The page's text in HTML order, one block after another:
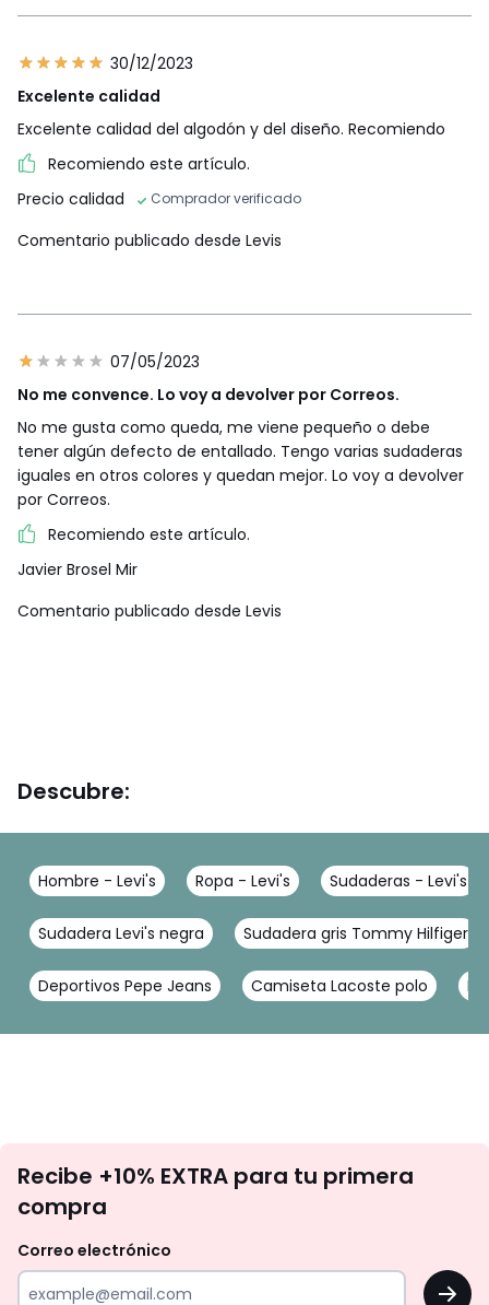
30/12/2023
Excelente calidad
Excelente calidad del algodón y del diseño. Recomiendo
Recomiendo este artículo.
Precio calidad
Comprador verificado
Comentario publicado desde Levis
07/05/2023
No me convence. Lo voy a devolver por Correos.
No me gusta como queda, me viene pequeño o debe
tener algún defecto de entallado. Tengo varias sudaderas
iguales en otros colores y quedan mejor. Lo voy a devolver
por Correos.
Recomiendo este artículo.
Javier Brosel Mir
Comentario publicado desde Levis
Descubre:
Hombre - Levi's Ropa - Levi's Sudaderas - Levi's
Sudadera Levi's negra Sudadera gris Tommy Hilfiger
Deportivos Pepe Jeans Camiseta Lacoste polo
te
tu
Recibe +10% EXTRA para tu primera
compra
Correo electrónico
OK